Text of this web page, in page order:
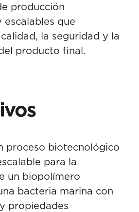
producción
que
la seguridad y la
producto final.
proceso biotecnológico
para la
un biopolímero
bacteria marina con
propiedades